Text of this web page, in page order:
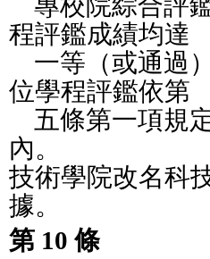
程評鑑成績均達
一等（或通過
位學程評鑑依第
五條第一項規
內。
技術學院改名科
據。
第 10 條